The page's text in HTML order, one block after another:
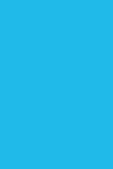
wir die
Die
der